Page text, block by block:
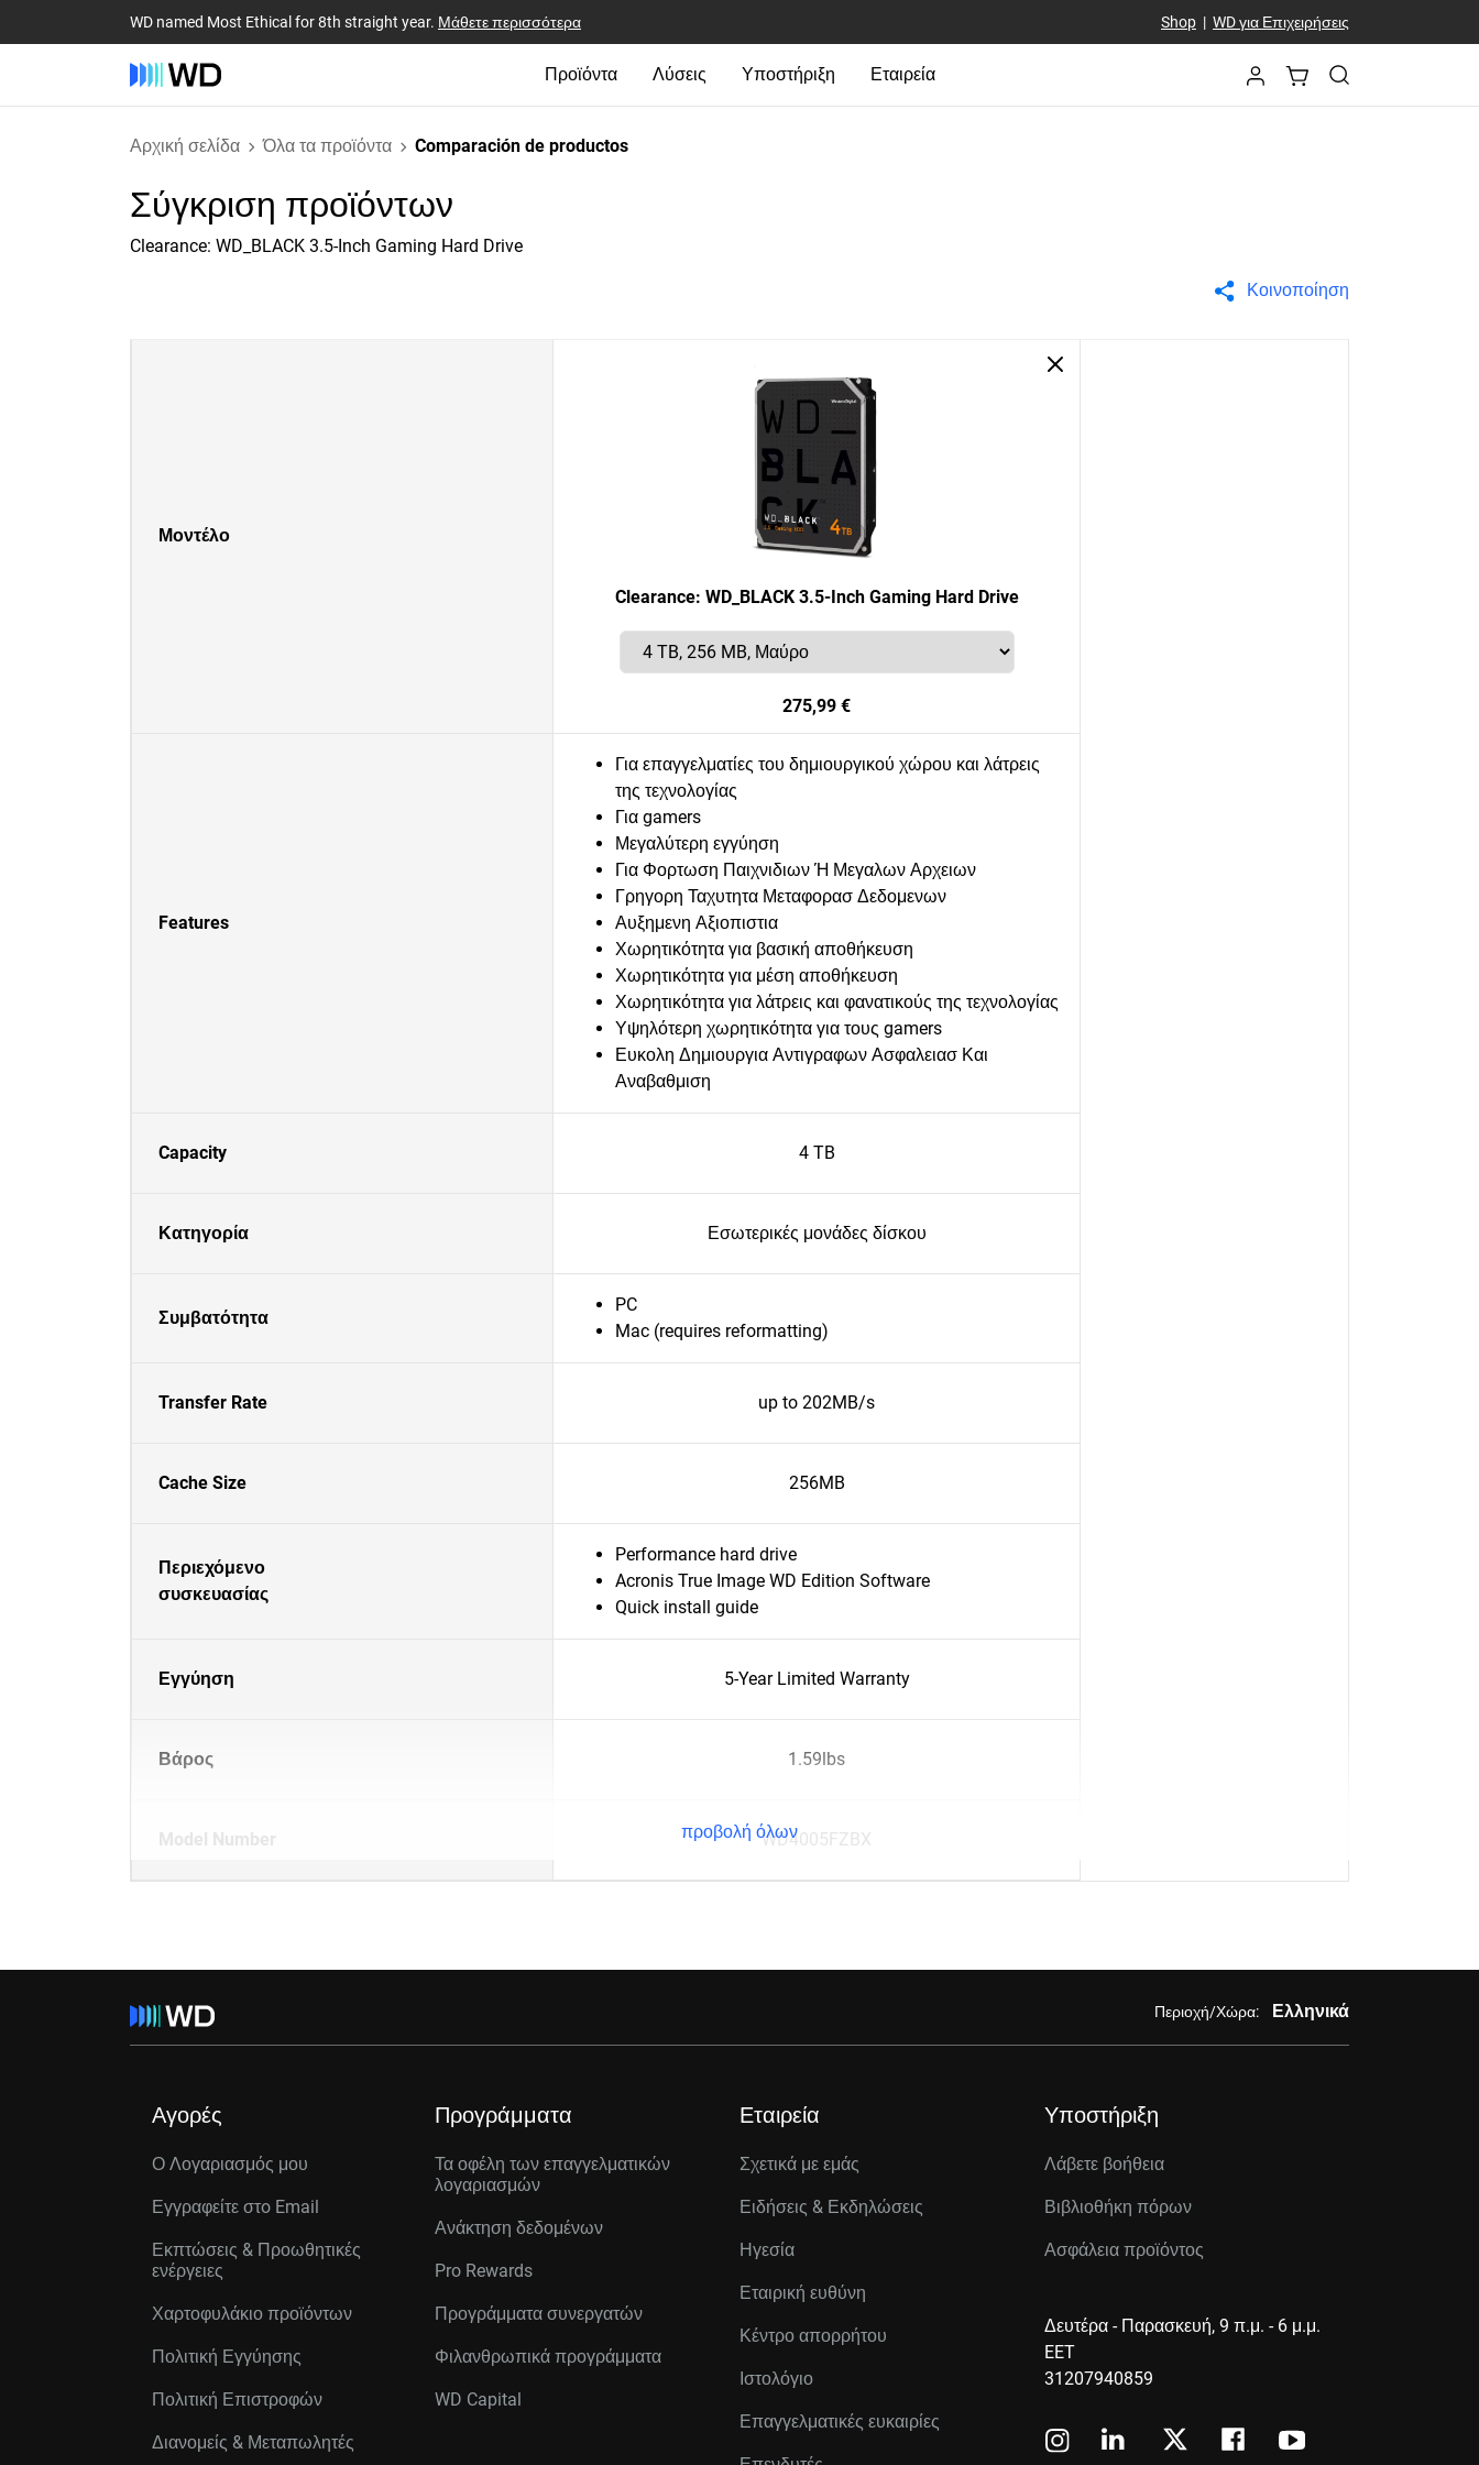
WD named Most Ethical for 8th straight year. Μάθετε περισσότερα Shop| WD για Επιχειρήσεις
Προϊόντα Λύσεις Υποστήριξη Εταιρεία
Αρχική σελίδα Όλα τα προϊόντα Comparación de productos
Σύγκριση προϊόντων
Clearance: WD_BLACK 3.5-Inch Gaming Hard Drive
Κοινοποίηση
Μοντέλο
Clearance: WD_BLACK 3.5-Inch Gaming Hard Drive
275,99 €
Features
Για επαγγελματίες του δημιουργικού χώρου και λάτρεις
της τεχνολογίας
Για gamers
Μεγαλύτερη εγγύηση
Για Φορτωση Παιχνιδιων Ή Μεγαλων Αρχειων
Γρηγορη Ταχυτητα Μεταφορασ Δεδομενων
Αυξημενη Αξιοπιστια
Χωρητικότητα για βασική αποθήκευση
Χωρητικότητα για μέση αποθήκευση
Χωρητικότητα για λάτρεις και φανατικούς της τεχνολογίας
Υψηλότερη χωρητικότητα για τους gamers
Ευκολη Δημιουργια Αντιγραφων Ασφαλειασ Και
Αναβαθμιση
Capacity 4 TB
Κατηγορία Εσωτερικές μονάδες δίσκου
Συμβατότητα
PC
Mac (requires reformatting)
Transfer Rate up to 202MB/s
Cache Size 256MB
Περιεχόμενο
συσκευασίας
Performance hard drive
Acronis True Image WD Edition Software
Quick install guide
Εγγύηση 5-Year Limited Warranty
Βάρος 1.59lbs
Model Number WD4005FZBX
προβολή όλων
Περιοχή/Χώρα: Ελληνικά
Αγορές
Ο Λογαριασμός μου
Εγγραφείτε στo Email
Εκπτώσεις & Προωθητικές
ενέργειες
Χαρτοφυλάκιο προϊόντων
Πολιτική Εγγύησης
Πολιτική Επιστροφών
Διανομείς & Μεταπωλητές
Προγράμματα
Τα οφέλη των επαγγελματικών
λογαριασμών
Ανάκτηση δεδομένων
Pro Rewards
Προγράμματα συνεργατών
Φιλανθρωπικά προγράμματα
WD Capital
Εταιρεία
Σχετικά με εμάς
Ειδήσεις & Εκδηλώσεις
Ηγεσία
Εταιρική ευθύνη
Κέντρο απορρήτου
Ιστολόγιο
Επαγγελματικές ευκαιρίες
Υποστήριξη
Λάβετε βοήθεια
Βιβλιοθήκη πόρων
Ασφάλεια προϊόντος
Δευτέρα - Παρασκευή, 9 π.μ. - 6 μ.μ.
EET
31207940859